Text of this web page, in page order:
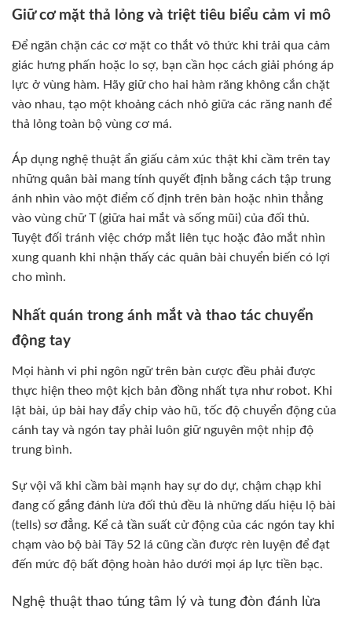
Giữ cơ mặt thả lỏng và triệt tiêu biểu cảm vi mô
Để ngăn chặn các cơ mặt co thắt vô thức khi trải qua cảm
giác hưng phấn hoặc lo sợ, bạn cần học cách giải phóng áp
lực ở vùng hàm. Hãy giữ cho hai hàm răng không cắn chặt
vào nhau, tạo một khoảng cách nhỏ giữa các răng nanh để
thả lỏng toàn bộ vùng cơ má.
Áp dụng nghệ thuật ẩn giấu cảm xúc thật khi cầm trên tay
những quân bài mang tính quyết định bằng cách tập trung
ánh nhìn vào một điểm cố định trên bàn hoặc nhìn thẳng
vào vùng chữ T (giữa hai mắt và sống mũi) của đối thủ.
Tuyệt đối tránh việc chớp mắt liên tục hoặc đảo mắt nhìn
xung quanh khi nhận thấy các quân bài chuyển biến có lợi
cho mình.
Nhất quán trong ánh mắt và thao tác chuyển
động tay
Mọi hành vi phi ngôn ngữ trên bàn cược đều phải được
thực hiện theo một kịch bản đồng nhất tựa như robot. Khi
lật bài, úp bài hay đẩy chip vào hũ, tốc độ chuyển động của
cánh tay và ngón tay phải luôn giữ nguyên một nhịp độ
trung bình.
Sự vội vã khi cầm bài mạnh hay sự do dự, chậm chạp khi
đang cố gắng đánh lừa đối thủ đều là những dấu hiệu lộ bài
(tells) sơ đẳng. Kể cả tần suất cử động của các ngón tay khi
chạm vào bộ bài Tây 52 lá cũng cần được rèn luyện để đạt
đến mức độ bất động hoàn hảo dưới mọi áp lực tiền bạc.
Nghệ thuật thao túng tâm lý và tung đòn đánh lừa